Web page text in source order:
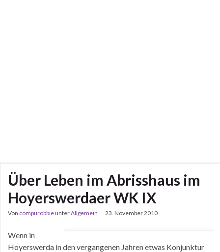
Über Leben im Abrisshaus im
Hoyerswerdaer WK IX
Von compurobbieunterAllgemein 23. November 2010
Wenn in
Hoyerswerda in den vergangenen Jahren etwas Konjunktur